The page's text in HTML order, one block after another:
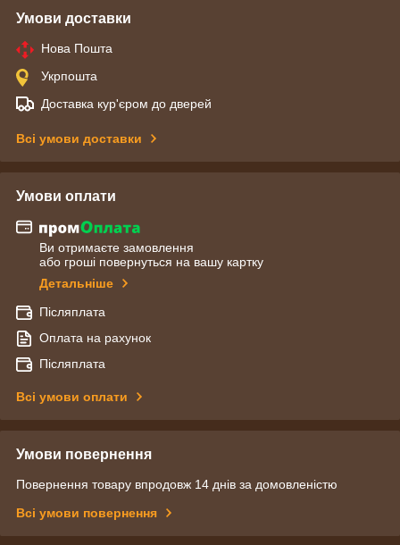
Умови доставки
Нова Пошта
Укрпошта
Доставка кур'єром до дверей
Всі умови доставки
Умови оплати
Ви отримаєте замовлення
або гроші повернуться на вашу картку
Детальніше
Післяплата
Оплата на рахунок
Післяплата
Всі умови оплати
Умови повернення
Повернення товару впродовж 14 днів за домовленістю
Всі умови повернення